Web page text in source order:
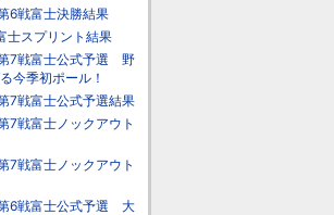
6戦富士決勝結果
士スプリント結果
7戦富士公式予選 野
今季初ポール！
7戦富士公式予選結果
7戦富士ノックアウト
7戦富士ノックアウト
6戦富士公式予選 大